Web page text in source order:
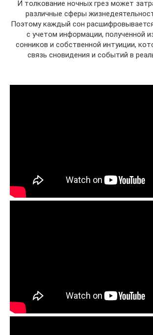
И толкование ночных грез может
различные сферы
Поэтому каждый сон
с учетом информации, полученной
сонников и собственной интуиции,
связь сновидения и событий в